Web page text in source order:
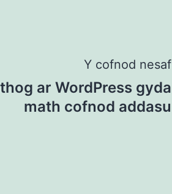
Y cofnod nesaf
ar WordPress gyda
math cofnod addasu